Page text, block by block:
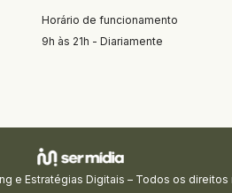
Horário de funcionamento
9h às 21h - Diariamente
e Estratégias Digitais – Todos os